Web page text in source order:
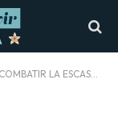
COSTOS DE MEDICAMENTOS DE MARCA GLP-1